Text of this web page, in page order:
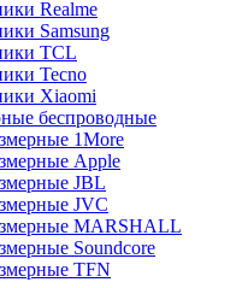
Realme
Samsung
TCL
Tecno
Xiaomi
беспроводные
1More
Apple
JBL
JVC
MARSHALL
Soundcore
TFN